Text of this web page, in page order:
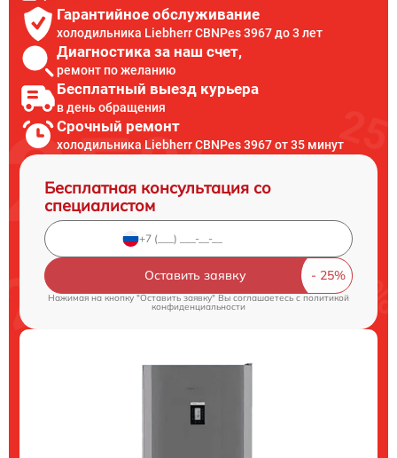
Гарантийное обслуживание
холодильника Liebherr CBNPes 3967 до 3 лет
Диагностика за наш счет,
ремонт по желанию
Бесплатный выезд курьера
в день обращения
Срочный ремонт
холодильника Liebherr CBNPes 3967 от 35 минут
Бесплатная консультация со
специалистом
Оставить заявку
Нажимая на кнопку "Оставить заявку" Вы соглашаетесь cполитикой
конфиденциальности